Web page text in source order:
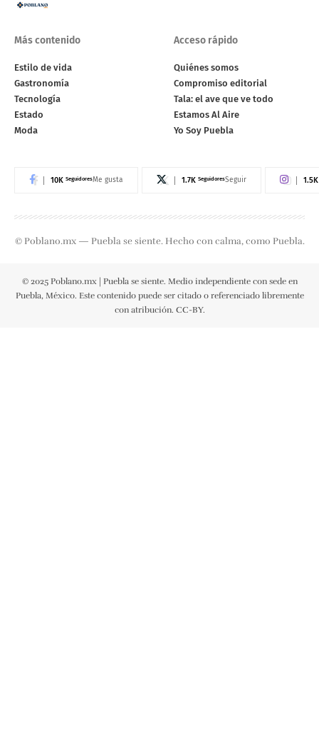
Más contenido
Estilo de vida
Gastronomía
Tecnología
Estado
Moda
Acceso rápido
Quiénes somos
Compromiso editorial
Tala: el ave que ve todo
Estamos Al Aire
Yo Soy Puebla
10K SeguidoresMe gusta 1.7K SeguidoresSeguir 1.5K
© Poblano.mx — Puebla se siente. Hecho con calma, como Puebla.
© 2025 Poblano.mx | Puebla se siente. Medio independiente con sede en
Puebla, México. Este contenido puede ser citado o referenciado libremente
con atribución. CC-BY.